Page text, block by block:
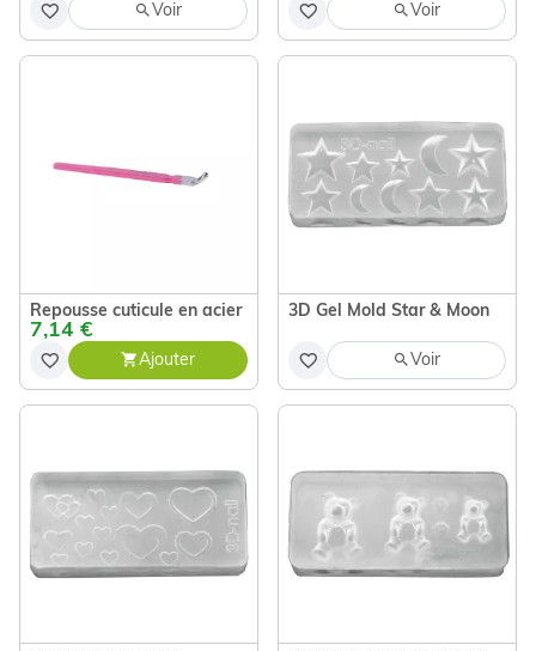
Voir
Voir
Repousse cuticule en acier
7,14 €
Ajouter
3D Gel Mold Star & Moon
Voir